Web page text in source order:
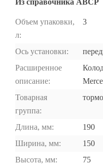
Из справочника ABCP
Объем упаковки,
л:
3
Ось установки:
Расширенное
описание:
Товарная
группа:
Длина, мм:
190
Ширина, мм:
150
Высота, мм:
75